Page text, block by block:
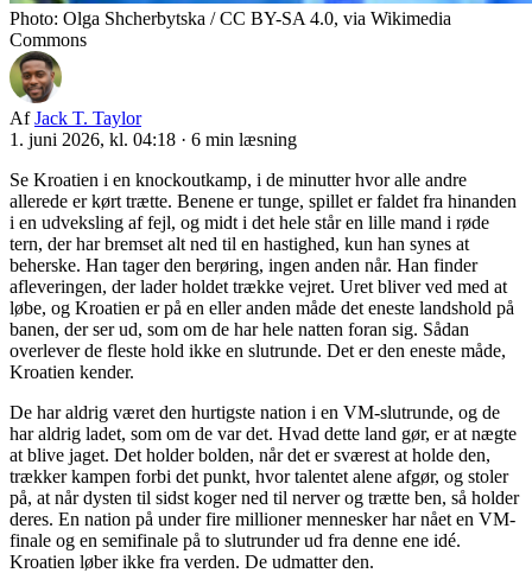
Photo: Olga Shcherbytska / CC BY-SA 4.0, via Wikimedia
Commons
Af Jack T. Taylor
1. juni 2026, kl. 04:18 · 6 min læsning
Se Kroatien i en knockoutkamp, i de minutter hvor alle andre
allerede er kørt trætte. Benene er tunge, spillet er faldet fra hinanden
i en udveksling af fejl, og midt i det hele står en lille mand i røde
tern, der har bremset alt ned til en hastighed, kun han synes at
beherske. Han tager den berøring, ingen anden når. Han finder
afleveringen, der lader holdet trække vejret. Uret bliver ved med at
løbe, og Kroatien er på en eller anden måde det eneste landshold på
banen, der ser ud, som om de har hele natten foran sig. Sådan
overlever de fleste hold ikke en slutrunde. Det er den eneste måde,
Kroatien kender.
De har aldrig været den hurtigste nation i en VM-slutrunde, og de
har aldrig ladet, som om de var det. Hvad dette land gør, er at nægte
at blive jaget. Det holder bolden, når det er sværest at holde den,
trækker kampen forbi det punkt, hvor talentet alene afgør, og stoler
på, at når dysten til sidst koger ned til nerver og trætte ben, så holder
deres. En nation på under fire millioner mennesker har nået en VM-
finale og en semifinale på to slutrunder ud fra denne ene idé.
Kroatien løber ikke fra verden. De udmatter den.